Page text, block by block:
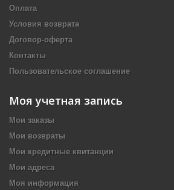
Оплата
Условия возврата
Договор-оферта
Контакты
Пользовательское соглашение
Моя учетная запись
Мои заказы
Мои возвраты
Мои кредитные квитанции
Мои адреса
Моя информация